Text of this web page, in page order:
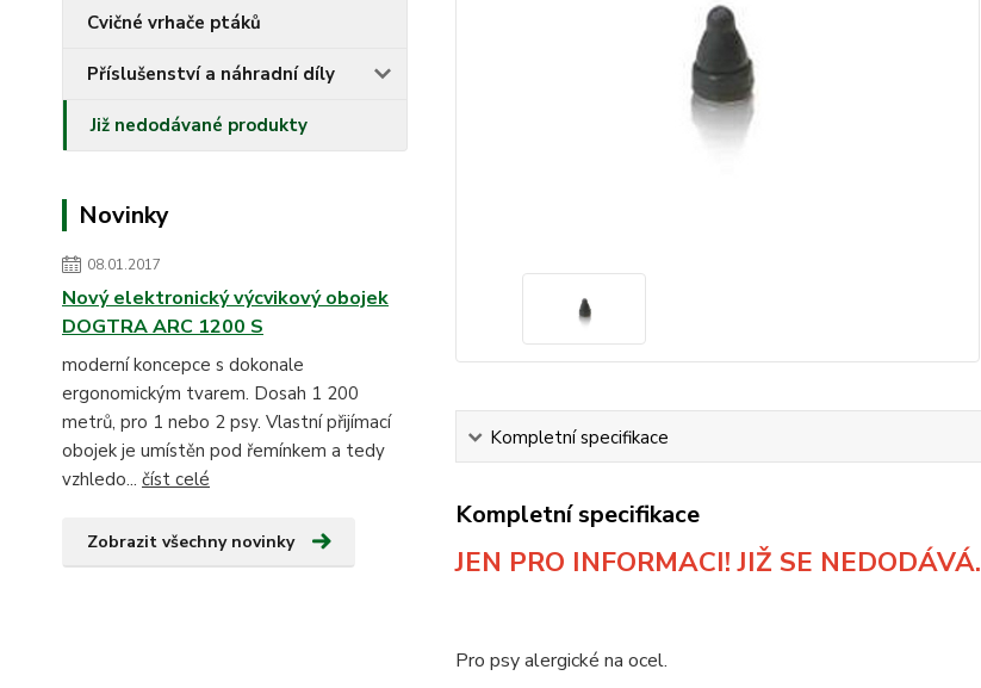
Cvičné vrhače ptáků
Příslušenství a náhradní díly
Již nedodávané produkty
Novinky
08.01.2017
Nový elektronický výcvikový obojek
DOGTRA ARC 1200 S
moderní koncepce s dokonale
ergonomickým tvarem. Dosah 1 200
metrů, pro 1 nebo 2 psy. Vlastní přijímací
obojek je umístěn pod řemínkem a tedy
vzhledo... číst celé
Zobrazit všechny novinky
Kompletní specifikace
Kompletní specifikace
JEN PRO INFORMACI! JIŽ SE NEDODÁVÁ.
Pro psy alergické na ocel.